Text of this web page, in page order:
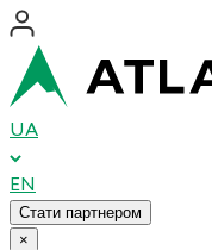
UA
EN
Стати партнером
×